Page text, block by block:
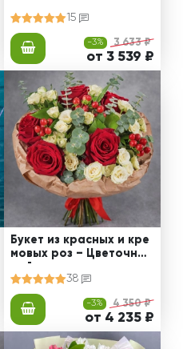
15
-3% 3 633 ₽
от 3 539 ₽
Букет из красных и кре
мовых роз – Цветочный
38
-3% 4 350 ₽
от 4 235 ₽